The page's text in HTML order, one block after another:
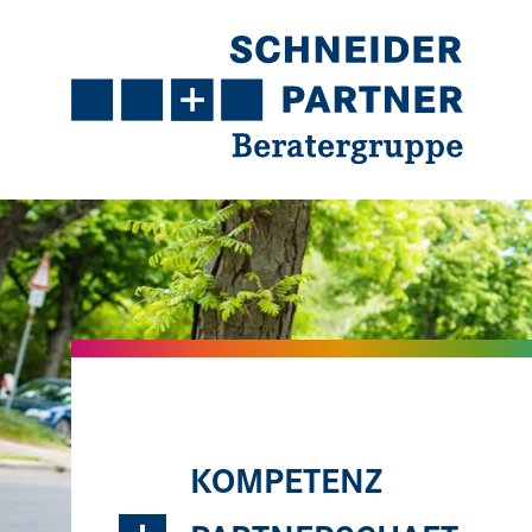
Inhalt
Kontakt
Service
KOMPETENZ